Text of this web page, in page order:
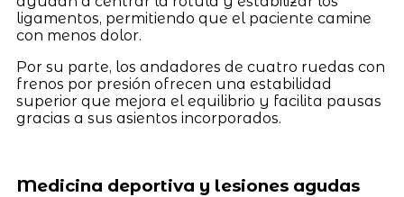
ligamentos, permitiendo que el paciente camine
con menos dolor.
Por su parte, los andadores de cuatro ruedas con
frenos por presión ofrecen una estabilidad
superior que mejora el equilibrio y facilita pausas
gracias a sus asientos incorporados.
Medicina deportiva y lesiones agudas